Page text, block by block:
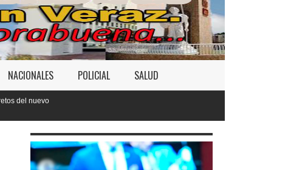
NACIONALES POLICIAL SALUD